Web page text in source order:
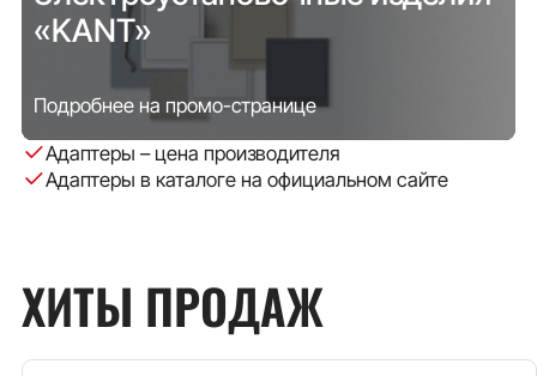
«KANT»
Подробнее на промо-странице
Адаптеры – цена производителя
Адаптеры в каталоге на официальном сайте
ХИТЫ ПРОДАЖ